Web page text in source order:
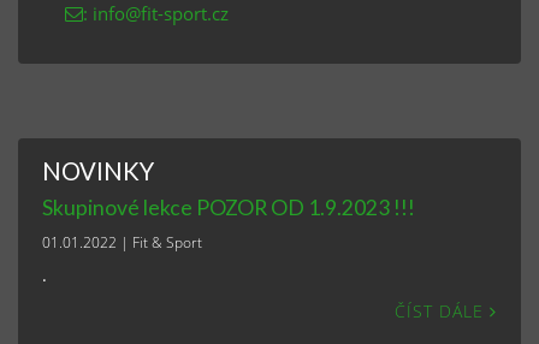
: info@fit-sport.cz
NOVINKY
Skupinové lekce POZOR OD 1.9.2023 !!!
01.01.2022 | Fit & Sport
.
ČÍST DÁLE